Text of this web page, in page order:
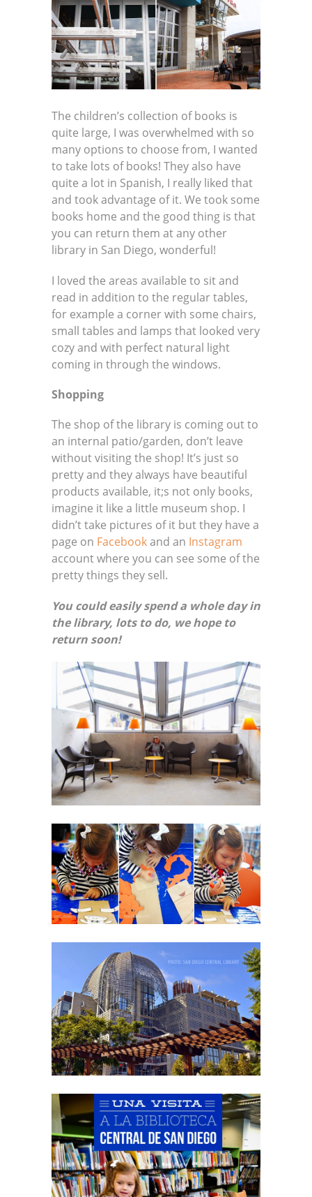
The children’s collection of books is
quite large, I was overwhelmed with so
many options to choose from, I wanted
to take lots of books! They also have
quite a lot in Spanish, I really liked that
and took advantage of it. We took some
books home and the good thing is that
you can return them at any other
library in San Diego, wonderful!
I loved the areas available to sit and
read in addition to the regular tables,
for example a corner with some chairs,
small tables and lamps that looked very
cozy and with perfect natural light
coming in through the windows.
Shopping
The shop of the library is coming out to
an internal patio/garden, don’t leave
without visiting the shop! It’s just so
pretty and they always have beautiful
products available, it;s not only books,
imagine it like a little museum shop. I
didn’t take pictures of it but they have a
page on Facebookand an Instagram
account where you can see some of the
pretty things they sell.
You could easily spend a whole day in
the library, lots to do, we hope to
return soon!